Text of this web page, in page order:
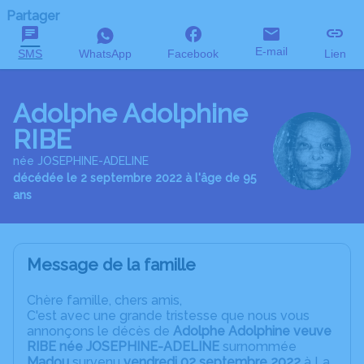
Partager
SMS WhatsApp Facebook E-mail Lien
Adolphe Adolphine
RIBE
née JOSEPHINE-ADELINE
décédée le 2 septembre 2022 à l'âge de 95
ans
Message de la famille
Chère famille, chers amis,
C'est avec une grande tristesse que nous vous
annonçons le décès de Adolphe Adolphine veuve
RIBE née JOSEPHINE-ADELINE surnommée